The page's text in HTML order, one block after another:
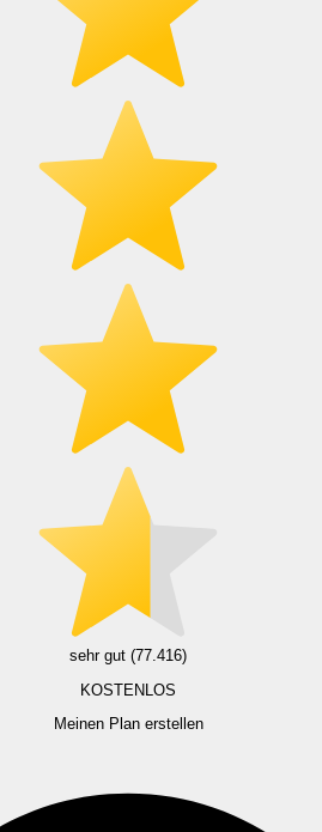
sehr gut (77.416)
KOSTENLOS
Meinen Plan erstellen